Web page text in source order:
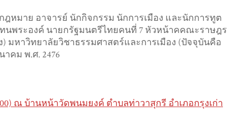
หมาย อาจารย์ นักกิจกรรม นักการเมือง และนักการทูต
ทนพระองค์ นายกรัฐมนตรีไทยคนที่ 7 หัวหน้าคคณะราษฎร
มหาวิทยาลัยวิชาธรรมศาสตร์และการเมือง (ปัจจุบันคือ
คม พ.ศ. 2476
ณ บ้านหน้าวัดพนมยงค์ ตำบลท่าวาสุกรี อำเภอกรุงเก่า